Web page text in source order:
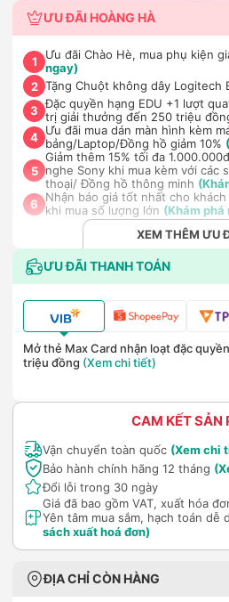
ƯU ĐÃI HOÀNG HÀ
1 Ưu đãi Chào Hè, mua phụ kiện
ngay)
2 Tặng Chuột không dây Logitech
3 Đặc quyền hạng EDU +1 lượt
trị giải thưởng đến 250 triệu
4 Ưu đãi mua dán màn hình kèm
bảng/Laptop/Đồng hồ giảm 10%
5
Giảm thêm 15% tối đa
nghe Sony khi mua kèm với các
thoại/ Đồng hồ thông minh
6
Nhận báo giá tốt nhất cho
khi mua số lượng lớn (Khám phá
XEM THÊM ƯU
ƯU ĐÃI THANH TOÁN
Mở thẻ Max Card nhận loạt đặc
triệu đồng (Xem chi tiết)
CAM KẾT SẢN
Vận chuyển toàn quốc (Xem chi
Bảo hành chính hãng 12 tháng
Đổi lỗi trong 30 ngày
Giá đã bao gồm VAT, xuất hóa
Yên tâm mua sắm, hạch toán dễ
sách xuất hoá đơn)
ĐỊA CHỈ CÒN HÀNG